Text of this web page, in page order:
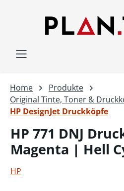
Home
Produkte
Original Tinte, Toner &
HP DesignJet Druckköpfe
HP 771 DNJ
Magenta | Hell
HP